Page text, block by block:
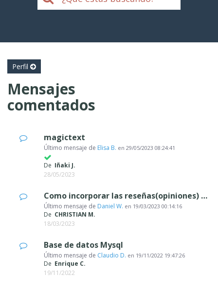
Perfil
Mensajes
comentados
magictext
Último mensaje de Elisa B. en 29/05/2023 08:24:41
De Iñaki J.
28/05/2023
Como incorporar las reseñas(opiniones) de clientes que hacen en Google en mi we
Último mensaje de Daniel W. en 19/03/2023 00:14:16
De CHRISTIAN M.
18/03/2023
Base de datos Mysql
Último mensaje de Claudio D. en 19/11/2022 19:47:26
De Enrique C.
19/11/2022